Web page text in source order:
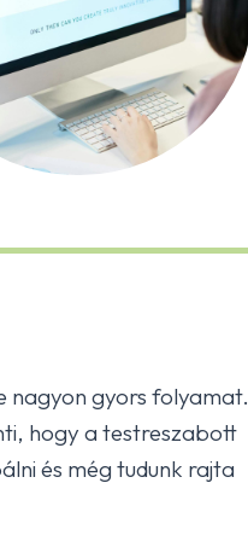
nagyon gyors folyamat.
hogy a testreszabott
és még tudunk rajta